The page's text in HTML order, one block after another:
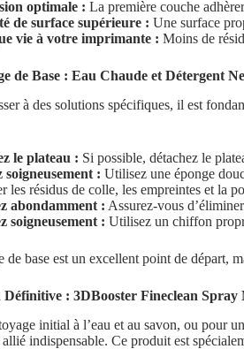
optimale : La première couche
de surface supérieure : Une surface
vie à votre imprimante : Moins de
de Base : Eau Chaude et Détergent
à des solutions spécifiques, il est
le plateau : Si possible, détachez le
soigneusement : Utilisez une éponge
les résidus de colle, les empreintes et la
abondamment : Assurez-vous
soigneusement : Utilisez un chiffon
de base est un excellent point de départ,
: 3DBooster Fineclean Spray
initial à l’eau et au savon, ou pour
indispensable. Ce produit est